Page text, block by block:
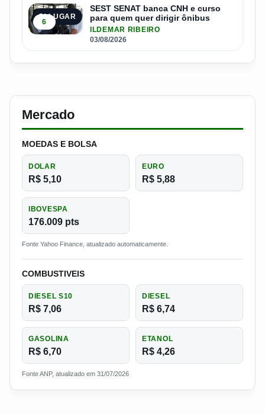
5º LUGAR
6
SEST SENAT banca CNH e curso
para quem quer dirigir ônibus
ILDEMAR RIBEIRO
03/08/2026
Mercado
MOEDAS E BOLSA
DOLAR
R$ 5,10
EURO
R$ 5,88
IBOVESPA
176.009 pts
Fonte Yahoo Finance, atualizado automaticamente.
COMBUSTIVEIS
DIESEL S10
R$ 7,06
DIESEL
R$ 6,74
GASOLINA
R$ 6,70
ETANOL
R$ 4,26
Fonte ANP, atualizado em 31/07/2026